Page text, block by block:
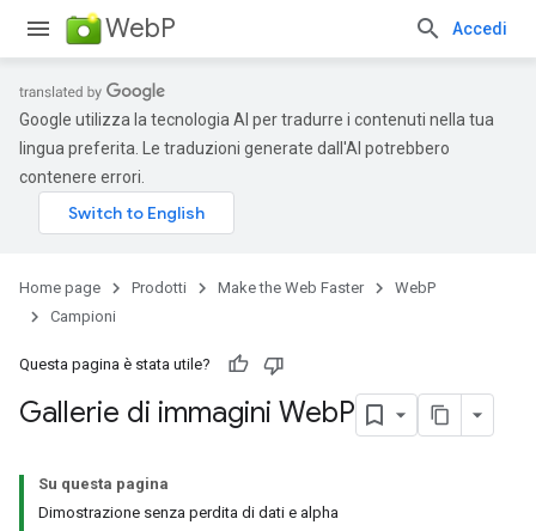
WebP Accedi
Google utilizza la tecnologia AI per tradurre i contenuti nella tua
lingua preferita. Le traduzioni generate dall'AI potrebbero
contenere errori.
Home page Prodotti Make the Web Faster
WebP
Campioni
Questa pagina è stata utile?
Gallerie di immagini WebP
Su questa pagina
Dimostrazione senza perdita di dati e alpha